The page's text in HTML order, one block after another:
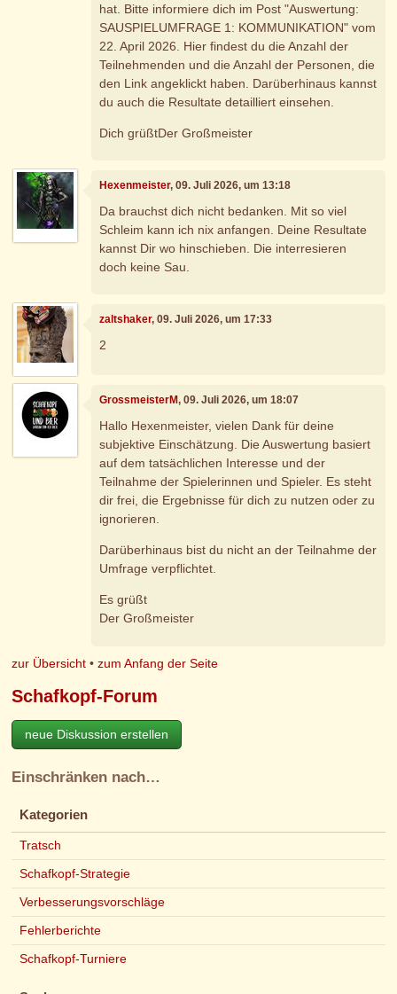
hat. Bitte informiere dich im Post "Auswertung:
SAUSPIELUMFRAGE 1: KOMMUNIKATION" vom
22. April 2026. Hier findest du die Anzahl der
Teilnehmenden und die Anzahl der Personen, die
den Link angeklickt haben. Darüberhinaus kannst
du auch die Resultate detailliert einsehen.
Dich grüßtDer Großmeister
Hexenmeister, 09. Juli 2026, um 13:18
Da brauchst dich nicht bedanken. Mit so viel
Schleim kann ich nix anfangen. Deine Resultate
kannst Dir wo hinschieben. Die interresieren
doch keine Sau.
zaltshaker, 09. Juli 2026, um 17:33
2
GrossmeisterM, 09. Juli 2026, um 18:07
Hallo Hexenmeister, vielen Dank für deine
subjektive Einschätzung. Die Auswertung basiert
auf dem tatsächlichen Interesse und der
Teilnahme der Spielerinnen und Spieler. Es steht
dir frei, die Ergebnisse für dich zu nutzen oder zu
ignorieren.
Darüberhinaus bist du nicht an der Teilnahme der
Umfrage verpflichtet.
Es grüßt
Der Großmeister
zur Übersicht •zum Anfang der Seite
Schafkopf-Forum
neue Diskussion erstellen
Einschränken nach…
Kategorien
Tratsch
Schafkopf-Strategie
Verbesserungsvorschläge
Fehlerberichte
Schafkopf-Turniere